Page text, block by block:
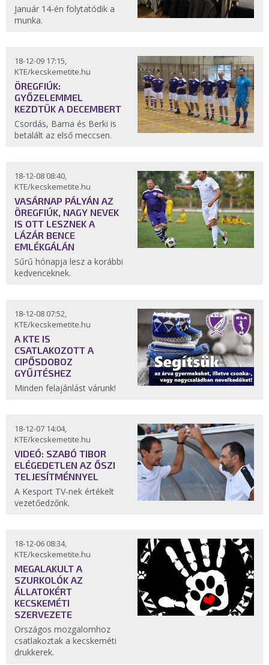
Január 14-én folytatódik a
munka.
18-12-09 17:15,
KTE/kecskemetite.hu
ÖREGFIÚK:
GYŐZELEMMEL
KEZDTÜK A DECEMBERT
Csordás, Barna és Berki is
betalált az első meccsen.
18-12-08 08:40,
KTE/kecskemetite.hu
VASÁRNAP PÁLYÁN AZ
ÖREGFIÚK, NAGY NEVEK
IS OTT LESZNEK A
LÁZÁR BENCE
EMLÉKGÁLÁN
Sűrű hónapja lesz a korábbi
kedvenceknek.
18-12-08 07:52,
KTE/kecskemetite.hu
A KTE IS
CSATLAKOZOTT A
CIPŐSDOBOZ
GYŰJTÉSHEZ
Minden felajánlást várunk!
18-12-07 14:04,
KTE/kecskemetite.hu
VIDEÓ: SZABÓ TIBOR
ELÉGEDETLEN AZ ŐSZI
TELJESÍTMÉNNYEL
A Kesport TV-nek értékelt
vezetőedzőnk.
18-12-06 08:34,
KTE/kecskemetite.hu
MEGALAKULT A
SZURKOLÓK AZ
ÁLLATOKÉRT
KECSKEMÉTI
SZERVEZETE
Országos mozgalomhoz
csatlakoztak a kecskeméti
drukkerek.